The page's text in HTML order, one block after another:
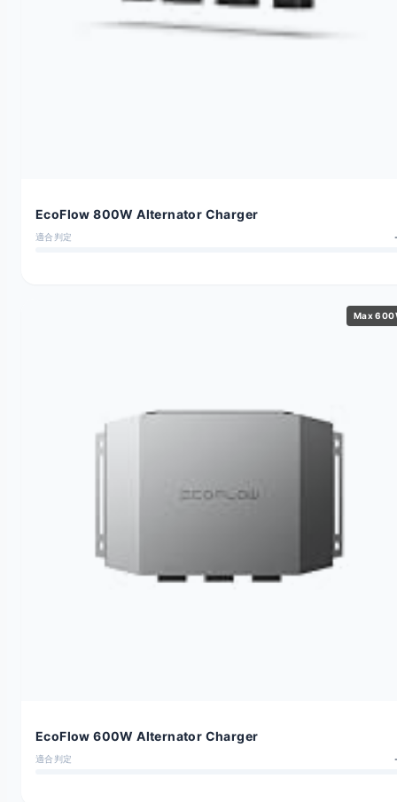
EcoFlow 800W Alternator Charger
適合判定
Max
EcoFlow 600W Alternator Charger
適合判定